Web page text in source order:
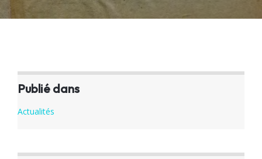
Publié dans
Actualités